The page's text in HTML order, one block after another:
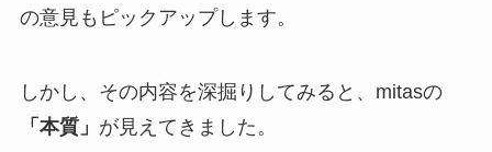
の意見もピックアップします。
しかし、その内容を深掘りしてみると、mitasの
「本質」 が見えてきました。